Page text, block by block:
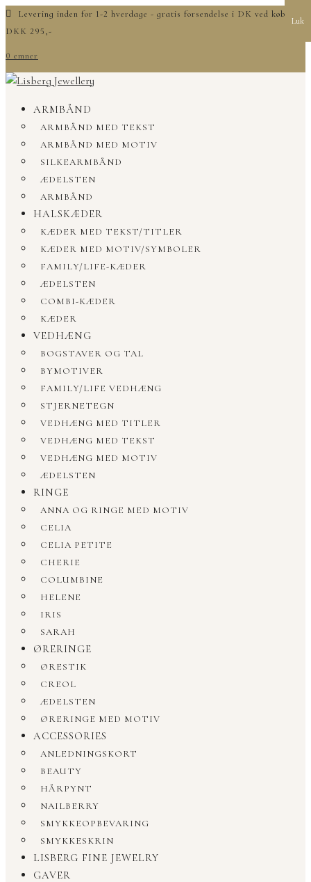
Levering inden for 1-2 hverdage - gratis forsendelse i DK ved køb over
DKK 295,-
0 emner
ARMBÅND
ARMBÅND MED TEKST
ARMBÅND MED MOTIV
SILKEARMBÅND
ÆDELSTEN
ARMBÅND
HALSKÆDER
KÆDER MED TEKST/TITLER
KÆDER MED MOTIV/SYMBOLER
FAMILY/LIFE-KÆDER
ÆDELSTEN
COMBI-KÆDER
KÆDER
VEDHÆNG
BOGSTAVER OG TAL
BYMOTIVER
FAMILY/LIFE VEDHÆNG
STJERNETEGN
VEDHÆNG MED TITLER
VEDHÆNG MED TEKST
VEDHÆNG MED MOTIV
ÆDELSTEN
RINGE
ANNA OG RINGE MED MOTIV
CELIA
CELIA PETITE
CHERIE
COLUMBINE
HELENE
IRIS
SARAH
ØRERINGE
ØRESTIK
CREOL
ÆDELSTEN
ØRERINGE MED MOTIV
ACCESSORIES
ANLEDNINGSKORT
BEAUTY
HÅRPYNT
NAILBERRY
SMYKKEOPBEVARING
SMYKKESKRIN
LISBERG FINE JEWELRY
GAVER
Luk